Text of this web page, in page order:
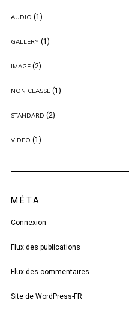
AUDIO (1)
GALLERY(1)
IMAGE(2)
NON CLASSÉ(1)
STANDARD (2)
VIDEO (1)
MÉTA
Connexion
Flux des publications
Flux des commentaires
Site de WordPress-FR